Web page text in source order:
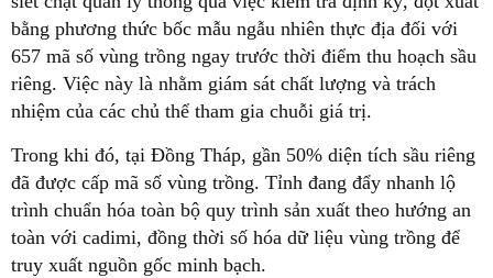
bằng phương thức bốc mẫu ngẫu nhiên thực địa đối với
657 mã số vùng trồng ngay trước thời điểm thu hoạch sầu
riêng. Việc này là nhằm giám sát chất lượng và trách
nhiệm của các chủ thể tham gia chuỗi giá trị.
Trong khi đó, tại Đồng Tháp, gần 50% diện tích sầu riêng
đã được cấp mã số vùng trồng. Tỉnh đang đẩy nhanh lộ
trình chuẩn hóa toàn bộ quy trình sản xuất theo hướng an
toàn với cadimi, đồng thời số hóa dữ liệu vùng trồng để
truy xuất nguồn gốc minh bạch.